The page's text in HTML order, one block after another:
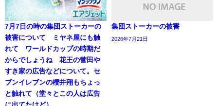
7月7日の時の集団ストーカーの
被害について ミヤネ屋にも触
れて ワールドカップの時期だ
からでしょうね 花王の菅田や
すき家の広告などについて。セ
ブンイレブンの櫻井翔もちょっ
と触れて（堂々とこの人は広告
集団ストーカーの被害
2026年7月21日